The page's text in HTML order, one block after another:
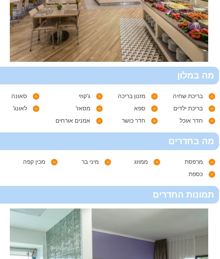
מה במלון
בריכת שחיה מזנון בריכה ג'קוזי
סאונה
בריכת ילדים
ספא מסאז'
לאונג'
חדר אוכל
חדר כושר אמנים אורחים
מה בחדרים
מרפסת ממוזג מיני בר
מכין קפה
כספת
תמונות החדרים